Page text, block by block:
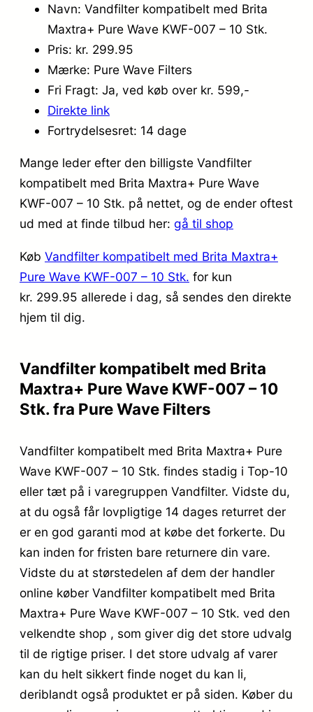
Navn: Vandfilter kompatibelt med Brita
Maxtra+ Pure Wave KWF-007 – 10 Stk.
Pris: kr. 299.95
Mærke: Pure Wave Filters
Fri Fragt: Ja, ved køb over kr. 599,-
Direkte link
Fortrydelsesret: 14 dage
Mange leder efter den billigste Vandfilter
kompatibelt med Brita Maxtra+ Pure Wave
KWF-007 – 10 Stk. på nettet, og de ender oftest
ud med at finde tilbud her: gå til shop
Køb Vandfilter kompatibelt med Brita Maxtra+
Pure Wave KWF-007 – 10 Stk. for kun
kr. 299.95 allerede i dag, så sendes den direkte
hjem til dig.
Vandfilter kompatibelt med Brita
Maxtra+ Pure Wave KWF-007 – 10
Stk. fra Pure Wave Filters
Vandfilter kompatibelt med Brita Maxtra+ Pure
Wave KWF-007 – 10 Stk. findes stadig i Top-10
eller tæt på i varegruppen Vandfilter. Vidste du,
at du også får lovpligtige 14 dages returret der
er en god garanti mod at købe det forkerte. Du
kan inden for fristen bare returnere din vare.
Vidste du at størstedelen af dem der handler
online køber Vandfilter kompatibelt med Brita
Maxtra+ Pure Wave KWF-007 – 10 Stk. ved den
velkendte shop , som giver dig det store udvalg
til de rigtige priser. I det store udvalg af varer
kan du helt sikkert finde noget du kan li,
deriblandt også produktet er på siden. Køber du